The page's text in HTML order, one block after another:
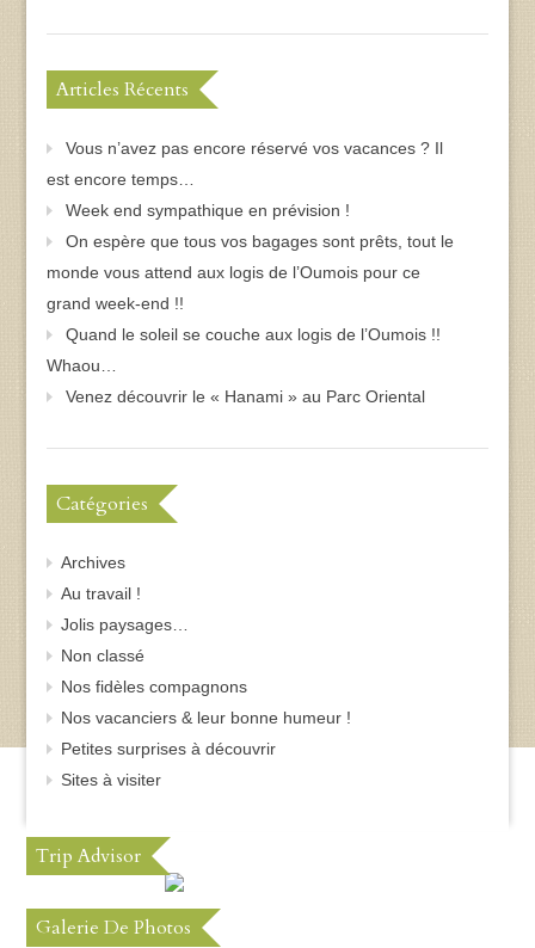
Articles Récents
Vous n’avez pas encore réservé vos vacances ? Il
est encore temps…
Week end sympathique en prévision !
On espère que tous vos bagages sont prêts, tout le
monde vous attend aux logis de l’Oumois pour ce
grand week-end !!
Quand le soleil se couche aux logis de l’Oumois !!
Whaou…
Venez découvrir le « Hanami » au Parc Oriental
Catégories
Archives
Au travail !
Jolis paysages…
Non classé
Nos fidèles compagnons
Nos vacanciers & leur bonne humeur !
Petites surprises à découvrir
Sites à visiter
Trip Advisor
Galerie De Photos